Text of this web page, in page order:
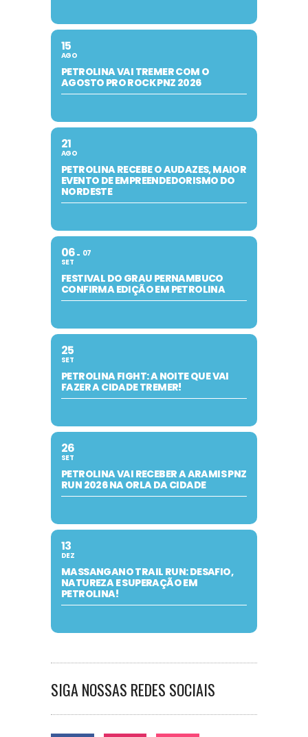
15
AGO
PETROLINA VAI TREMER COM O
AGOSTO PRO ROCK PNZ 2026
21
AGO
PETROLINA RECEBE O AUDAZES, MAIOR
EVENTO DE EMPREENDEDORISMO DO
NORDESTE
06
SET
07
FESTIVAL DO GRAU PERNAMBUCO
CONFIRMA EDIÇÃO EM PETROLINA
25
SET
PETROLINA FIGHT: A NOITE QUE VAI
FAZER A CIDADE TREMER!
26
SET
PETROLINA VAI RECEBER A ARAMIS PNZ
RUN 2026 NA ORLA DA CIDADE
13
DEZ
MASSANGANO TRAIL RUN: DESAFIO,
NATUREZA E SUPERAÇÃO EM
PETROLINA!
SIGA NOSSAS REDES SOCIAIS